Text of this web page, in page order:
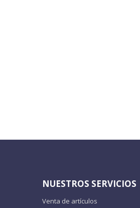
NUESTROS SERVICIOS
Venta de artículos